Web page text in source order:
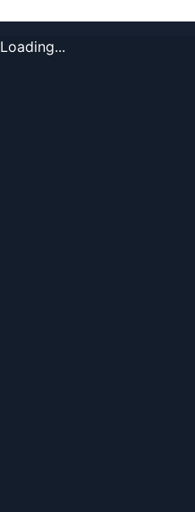
Loading...